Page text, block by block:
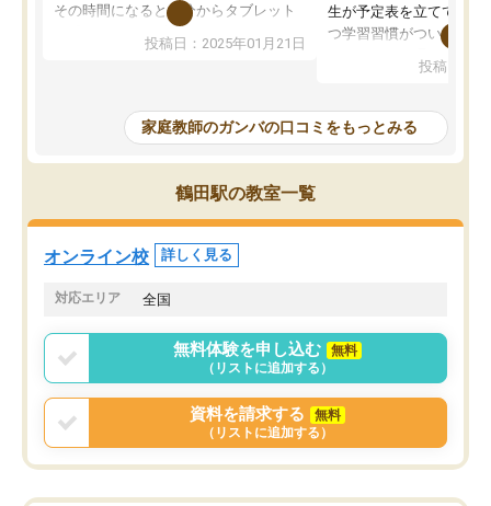
その時間になると自分からタブレット
を開いてzoomを繋げるようになりまし
た！5科目なんでもOKなのもとても気
めて1年ほどだった今では平均点以上の
科目が増えてきました！あと1年受験ま
であるので無料の週末教室を使用しな
がら頑張って欲しいと思います！
投稿日：2025年01月21日
生が予定表を立ててくれ
つ学習習慣がついてきま
指導が無い日も予定表
問できるのでとても助か
投稿日：
家庭教師のガンバの口コミをもっとみる
鶴田駅の教室一覧
オンライン校 詳しく見る
対応エリア 全国
無料体験を申し込む
無料
（リストに追加する）
資料を請求する
無料
（リストに追加する）